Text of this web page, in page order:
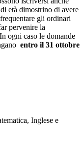
età dimostrino di avere
gli ordinari
pervenire la
ogni caso le domande
entro il 31 ottobre
Inglese e